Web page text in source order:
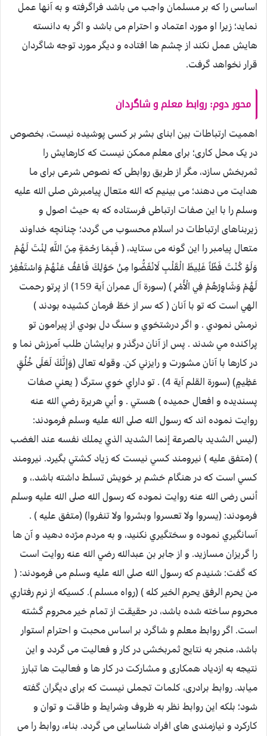
اساسی را که بر مسلمان واجب می باشد فراگرفته و به آنها عمل
نماید؛ زیرا او مورد اعتماد و احترام می باشد و اگر به دانسته
هایش عمل نکند از چشم ها افتاده و دیگر مورد توجه شاگردان
قرار نخواهد گرفت.
محور دوم: روابط معلم و شاگردان
اهمیت ارتباطات بین ابنای بشر بر کسی پوشیده نیست، بخصوص
در یک محل کاری؛ برای معلم ممکن نیست که کارهایش را
ثمربخش سازد، مگر از طریق روابطی که نصوص شرعی برای ما
هدایت می دهند؛ می بینیم که الله متعال پیامبرش صلی الله علیه
وسلم را با این صفات ارتباطی فرستاده که به حیث اصول و
زیربناهای ارتباطات در اسلام محسوب می گردد؛ چنانچه خداوند
متعال پیامبر را این گونه می ستاید، ( فَبِمَا رَحْمَةٍ مِنَ اللَّهِ لِنْتَ لَهُمْ
وَلَوْ كُنْتَ فَظّاً غَلِيظَ الْقَلْبِ لَانْفَضُّوا مِنْ حَوْلِكَ فَاعْفُ عَنْهُمْ وَاسْتَغْفِرْ
لَهُمْ وَشَاوِرْهُمْ فِي الْأَمْرِ ) (سورة آل عمران آية 159) از پرتو رحمت
الهي است كه تو با آنان ( كه سر از خطّ فرمان كشيده بودند )
نرمش نمودي . و اگر درشتخوي و سنگ دل بودي از پيرامون تو
پراكنده مي شدند . پس از آنان درگذر و برايشان طلب آمرزش نما و
در كارها با آنان مشورت و رايزني كن. وقوله تعالى (وَإِنَّكَ لَعَلَى خُلُقٍ
عَظِيمٍ) (سورة القلم آية 4) . تو داراي خوي سترگ ( يعني صفات
پسنديده و افعال حميده ) هستي . و أبي هريرة رضي الله عنه
روایت نموده اند که رسول الله صلى الله عليه وسلم فرمودند:
(ليس الشديد بالصرعة إنما الشديد الذي يملك نفسه عند الغضب
) (متفق عليه ) نيرومند کسي نيست که زياد کشتي بگيرد. نيرومند
کسي است که در هنگام خشم بر خويش تسلط داشته باشد.، و
أنس رضى الله عنه روایت نموده که رسول الله صلى الله عليه وسلم
فرمودند: (يسروا ولا تعسروا وبشروا ولا تنفروا) (متفق عليه ) .
آسانگيري نموده و سختگيري نکنيد، و به مردم مژده دهيد و آن ها
را گريزان مسازيد. و از جابر بن عبدالله رضي الله عنه روایت است
که گفت: شنیدم که رسول الله صلى الله عليه وسلم می فرمودند: (
من يحرم الرفق يحرم الخير كله ) (رواه مسلم ). کسيکه از نرم رفتاري
محروم ساخته شده باشد، در حقيقت از تمام خير محروم گشته
است. اگر روابط معلم و شاگرد بر اساس محبت و احترام استوار
باشد، منجر به نتایج ثمربخشی در کار و فعالیت می گردد و این
نتیجه به ازدیاد همکاری و مشارکت در کار ها و فعالیت ها تبارز
میابد. روابط برادری، کلمات تجملی نیست که برای دیگران گفته
شود؛ بلکه این روابط نظر به ظروف وشرایط و طاقت و توان و
کارکرد و نیازمندی های افراد شناسایی می گردد. بناء، روابط را می